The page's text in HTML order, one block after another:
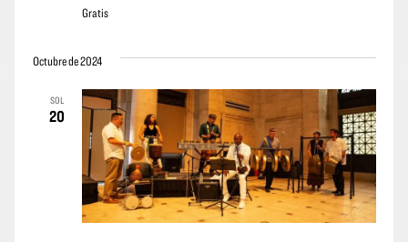
Gratis
Octubre de 2024
SOL
20